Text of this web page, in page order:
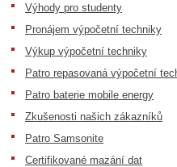
Výhody pro studenty
Pronájem výpočetní techniky
Výkup výpočetní techniky
Patro repasovaná výpočetní
Patro baterie mobile energy
Zkušenosti našich zákazníků
Patro Samsonite
Certifikované mazání dat